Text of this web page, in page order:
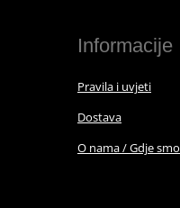
Informacije
Pravila i uvjeti
Dostava
O nama / Gdje smo